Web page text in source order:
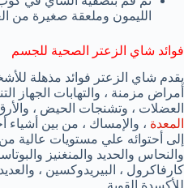
الليمون وملعقة صغيرة من
فوائد شاي الزعتر الصحية للجسم
يقدم شاي الزعتر فوائد مذهلة
أمراض مزمنة ، والتهابات الجهاز
العضلات ، وتشنجات الحيض ،
المعدة ، والإمساك ، من بين أشياء
إلى أحتوائه علي مستويات عالية
والنحاس والحديد والمنغنيز
كارفاكرول ، البيريدوكسين ،